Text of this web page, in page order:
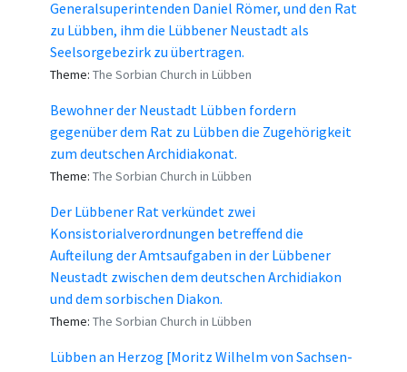
Generalsuperintenden Daniel Römer, und den Rat
zu Lübben, ihm die Lübbener Neustadt als
Seelsorgebezirk zu übertragen.
Theme: The Sorbian Church in Lübben
Bewohner der Neustadt Lübben fordern
gegenüber dem Rat zu Lübben die Zugehörigkeit
zum deutschen Archidiakonat.
Theme: The Sorbian Church in Lübben
Der Lübbener Rat verkündet zwei
Konsistorialverordnungen betreffend die
Aufteilung der Amtsaufgaben in der Lübbener
Neustadt zwischen dem deutschen Archidiakon
und dem sorbischen Diakon.
Theme: The Sorbian Church in Lübben
Lübben an Herzog [Moritz Wilhelm von Sachsen-